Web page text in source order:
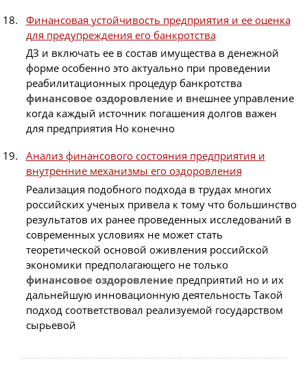
Финансовая устойчивость предприятия и ее оценка
для предупреждения его банкротства
ДЗ и включать ее в состав имущества в денежной
форме особенно это актуально при проведении
реабилитационных процедур банкротства
финансовое оздоровлениеи внешнее управление
когда каждый источник погашения долгов важен
для предприятия Но конечно
Анализ финансового состояния предприятия и
внутренние механизмы его оздоровления
Реализация подобного подхода в трудах многих
российских ученых привела к тому что большинство
результатов их ранее проведенных исследований в
современных условиях не может стать
теоретической основой оживления российской
экономики предполагающего не только
финансовое оздоровлениепредприятий но и их
дальнейшую инновационную деятельность Такой
подход соответствовал реализуемой государством
сырьевой